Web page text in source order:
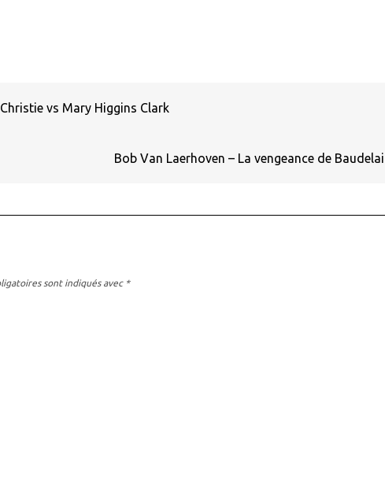
vs Mary Higgins Clark
Bob Van Laerhoven – La vengeance de
sont indiqués avec *